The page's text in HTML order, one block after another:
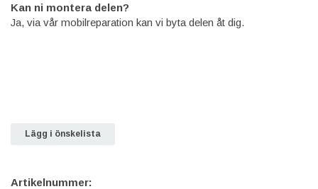
Kan ni montera delen?
Ja, via vår mobilreparation kan vi byta delen åt dig.
Lägg i önskelista
Artikelnummer: